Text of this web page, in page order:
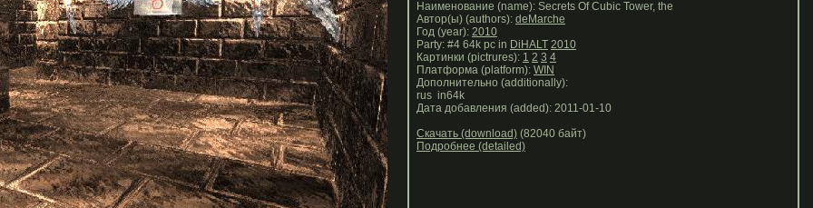
Наименование (name): Secrets Of Cubic Tower, the
Автор(ы) (authors): deMarche
Год (year): 2010
Party: #4 64k pc in DiHALT 2010
Картинки (pictrures): 1 2 3 4
Платформа (platform): WIN
Дополнительно (additionally):
rus in64k
Дата добавления (added): 2011-01-10
Скачать (download) (82040 байт)
Подробнее (detailed)